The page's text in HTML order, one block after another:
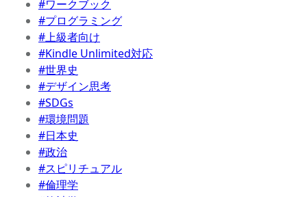
#ワークブック
#プログラミング
#上級者向け
#Kindle Unlimited対応
#世界史
#デザイン思考
#SDGs
#環境問題
#日本史
#政治
#スピリチュアル
#倫理学